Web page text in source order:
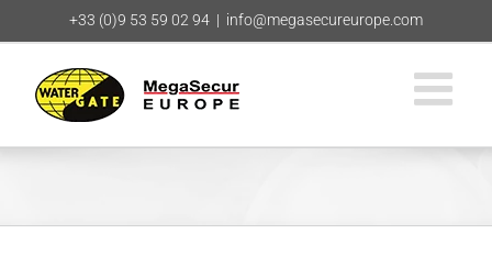
to
+33 (0)9 53 59 02 94 | info@megasecureurope.com